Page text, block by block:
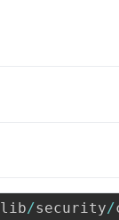
lib/security/